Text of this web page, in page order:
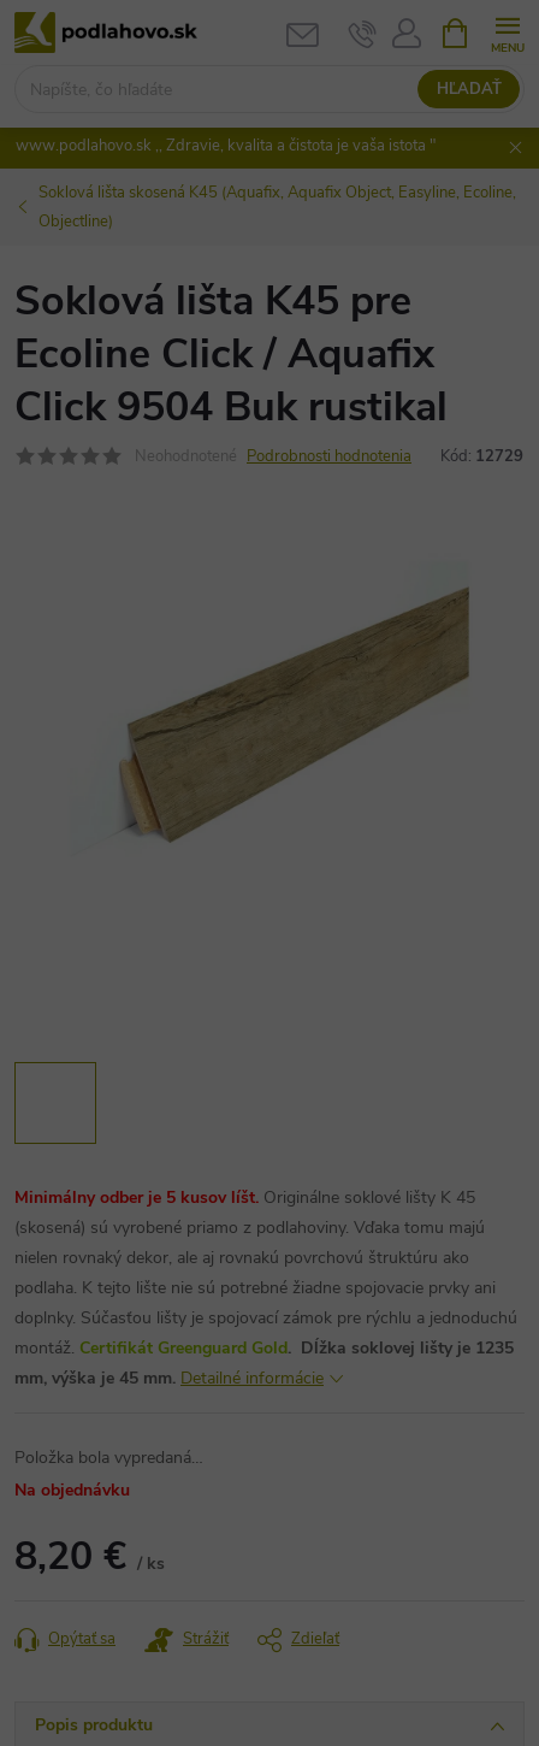
Prejsť
na
HĽADAŤ
KOŠÍK
www.podlahovo.sk ,, Zdravie, kvalita a čistota je vaša istota "
Soklová lišta skosená K45 (Aquafix, Aquafix Object, Easyline, Ecoline,
Objectline)
Soklová lišta K45 pre
Ecoline Click / Aquafix
Click 9504 Buk rustikal
Neohodnotené Podrobnosti hodnotenia Kód: 12729
Minimálny odber je 5 kusov líšt. Originálne soklové lišty K 45
(skosená) sú vyrobené priamo z podlahoviny. Vďaka tomu majú
nielen rovnaký dekor, ale aj rovnakú povrchovú štruktúru ako
podlaha. K tejto lište nie sú potrebné žiadne spojovacie prvky ani
doplnky. Súčasťou lišty je spojovací zámok pre rýchlu a jednoduchú
montáž. Certifikát Greenguard Gold. Dĺžka soklovej lišty je 1235
mm, výška je 45 mm. Detailné informácie
Položka bola vypredaná…
Na objednávku
8,20 € / ks
Opýtať sa Strážiť Zdieľať
Popis produktu